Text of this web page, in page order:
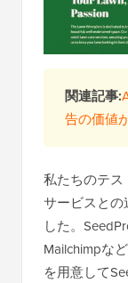
関連記事:
告の価値
私たちのテ
サービスとの
した。
Mailchimpな
を用意して